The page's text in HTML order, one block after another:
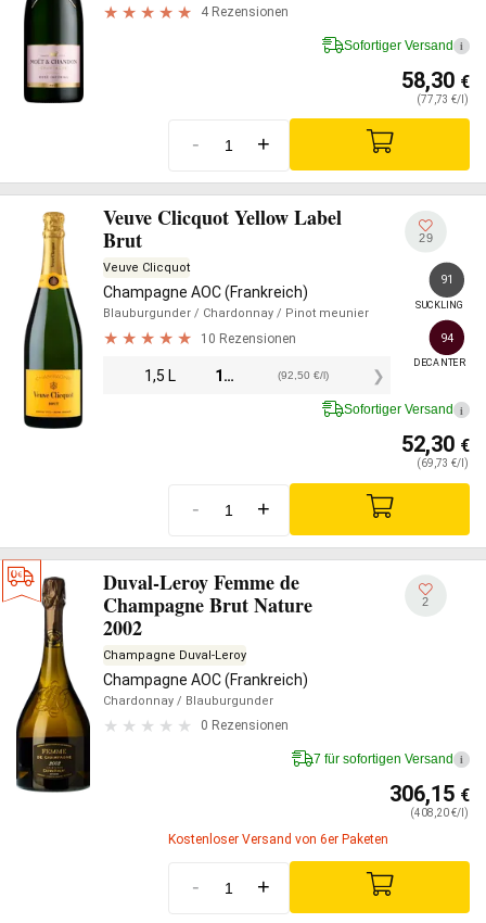
4 Rezensionen
Sofortiger Versand i
58,30 €
(77,73 €/l)
- +
Veuve Clicquot Yellow Label
Brut
Veuve Clicquot
Champagne AOC (Frankreich)
Blauburgunder / Chardonnay / Pinot meunier
10 Rezensionen
1,5 L 138,75 (92,50 €/l)
29
91
SUCKLING
94
DECANTER
Sofortiger Versand i
52,30 €
(69,73 €/l)
- +
Duval-Leroy Femme de
Champagne Brut Nature
2002
Champagne Duval-Leroy
Champagne AOC (Frankreich)
Chardonnay / Blauburgunder
0 Rezensionen
2
7 für sofortigen Versand i
306,15 €
(408,20 €/l)
Kostenloser Versand von 6er Paketen
- +